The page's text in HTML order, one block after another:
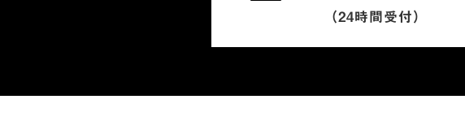
（24時間受付）